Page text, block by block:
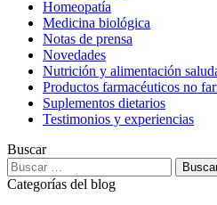
Homeopatía
Medicina biológica
Notas de prensa
Novedades
Nutrición y alimentación
Productos farmacéuticos no
Suplementos dietarios
Testimonios y experiencias
Buscar
Categorías del blog